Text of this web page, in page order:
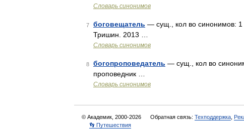
Словарь синонимов
7 боговещатель — сущ., кол во синонимов: 1
Тришин. 2013 …
Словарь синонимов
8 богопроповедатель — сущ., кол во
проповедник …
Словарь синонимов
© Академик, 2000-2026 Обратная связь: Техподдержка
👣 Путешествия